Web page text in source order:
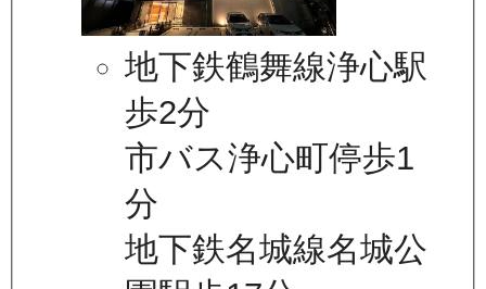
地下鉄鶴舞線浄心駅
歩2分
市バス浄心町停歩1
分
地下鉄名城線名城公